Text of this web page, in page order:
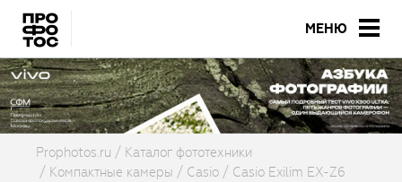
МЕНЮ
Prophotos.ru
Каталог фототехники
Компактные камеры
Casio
Casio Exilim EX-Z6